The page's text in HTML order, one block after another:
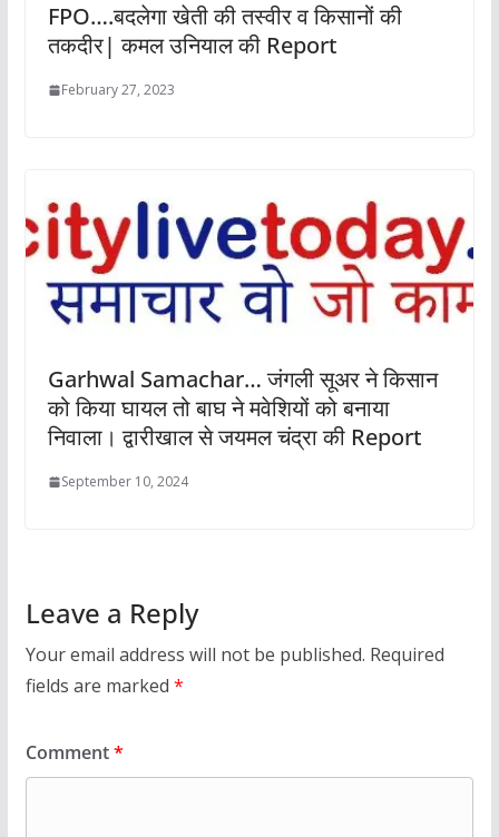
FPO….बदलेगा खेती की तस्वीर व किसानों की
तकदीर| कमल उनियाल की Report
February 27, 2023
Garhwal Samachar… जंगली सूअर ने किसान
को किया घायल तो बाघ ने मवेशियों को बनाया
निवाला। द्वारीखाल से जयमल चंद्रा की Report
September 10, 2024
Leave a Reply
Your email address will not be published. Required
fields are marked *
Comment*